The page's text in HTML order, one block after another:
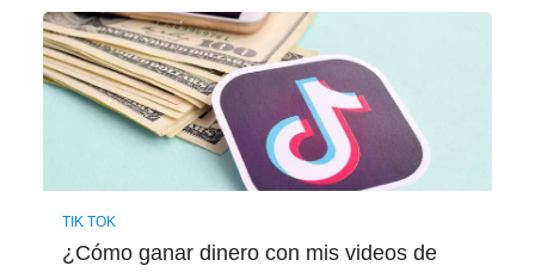
TIK TOK
¿Cómo ganar dinero con mis videos de